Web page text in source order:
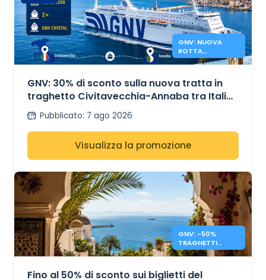
GNV: NUOVA
ROTTA
TRAGHETTI
ANNABA
GNV: 30% di sconto sulla nuova tratta in
traghetto Civitavecchia-Annaba tra Italia
e Algeria.
Pubblicato: 7 ago 2026
Visualizza la promozione
GNV: -50%
TRAGHETTI
MAROCCO,
ALGERIA
Fino al 50% di sconto sui biglietti del